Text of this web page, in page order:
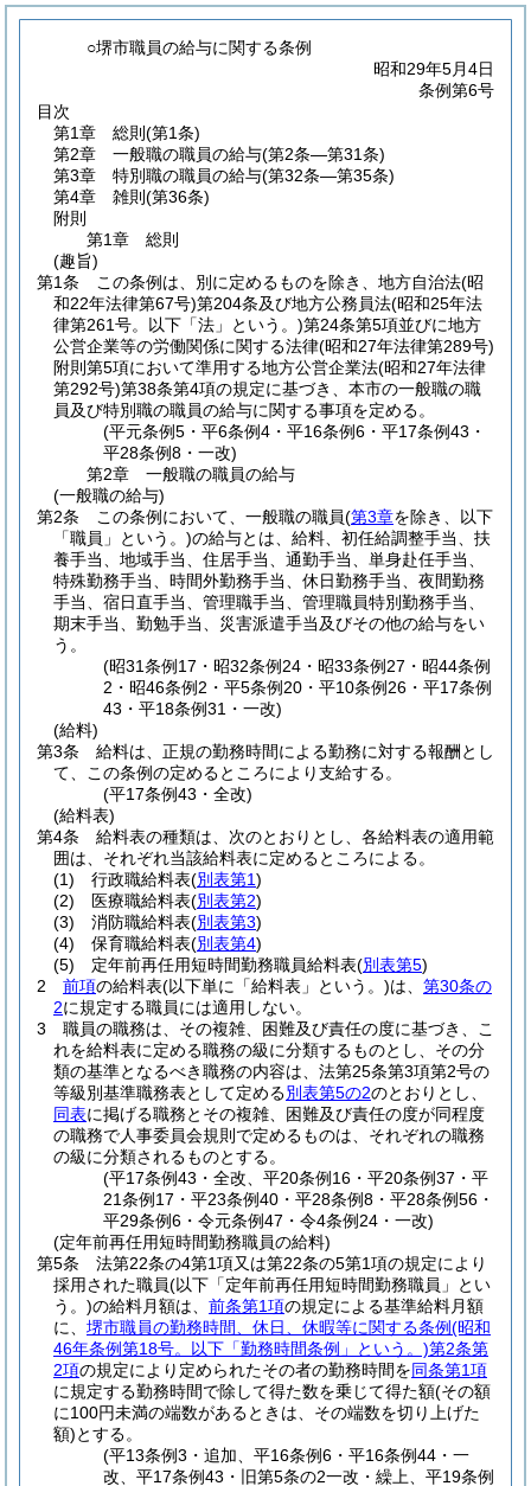
○堺市職員の給与に関する条例
昭和29年5月4日
条例第6号
目次
第1章
総則 (第1条)
第2章
一般職の職員の給与(第2条―第31条)
第3章
特別職の職員の給与(第32条―第35条)
第4章
雑則 (第36条)
附則
第1章
総則
(趣旨)
第1条
この条例は、別に定めるものを除き、地方自治法(昭
和22年法律第67号)第204条及び地方公務員法(昭和25年法
律第261号。以下「法」という。)第24条第5項並びに地方
公営企業等の労働関係に関する法律(昭和27年法律第289号)
附則第5項において準用する地方公営企業法(昭和27年法律
第292号)第38条第4項の規定に基づき、本市の一般職の職
員及び特別職の職員の給与に関する事項を定める。
(平元条例5・平6条例4・平16条例6・平17条例43・
平28条例8・一改)
第2章
一般職の職員の給与
(一般職の給与)
第2条
この条例において、一般職の職員(第3章を除き、以下
「職員」という。)の給与とは、給料、初任給調整手当、扶
養手当、地域手当、住居手当、通勤手当、単身赴任手当、
特殊勤務手当、時間外勤務手当、休日勤務手当、夜間勤務
手当、宿日直手当、管理職手当、管理職員特別勤務手当、
期末手当、勤勉手当、災害派遣手当及びその他の給与をい
う。
(昭31条例17・昭32条例24・昭33条例27・昭44条例
2・昭46条例2・平5条例20・平10条例26・平17条例
43・平18条例31・一改)
(給料)
第3条
給料は、正規の勤務時間による勤務に対する報酬とし
て、この条例の定めるところにより支給する。
(平17条例43・全改)
(給料表)
第4条
給料表の種類は、次のとおりとし、各給料表の適用範
囲は、それぞれ当該給料表に定めるところによる。
(1)
行政職給料表(別表第1)
(2)
医療職給料表(別表第2)
(3)
消防職給料表(別表第3)
(4)
保育職給料表(別表第4)
(5)
定年前再任用短時間勤務職員給料表(別表第5)
2
前項の給料表(以下単に「給料表」という。)は、 第30条の
2に規定する職員には適用しない。
3
職員の職務は、その複雑、困難及び責任の度に基づき、こ
れを給料表に定める職務の級に分類するものとし、その分
類の基準となるべき職務の内容は、法第25条第3項第2号の
等級別基準職務表として定める別表第5の2のとおりとし、
同表に掲げる職務とその複雑、困難及び責任の度が同程度
の職務で人事委員会規則で定めるものは、それぞれの職務
の級に分類されるものとする。
(平17条例43・全改、平20条例16・平20条例37・平
21条例17・平23条例40・平28条例8・平28条例56・
平29条例6・令元条例47・令4条例24・一改)
(定年前再任用短時間勤務職員の給料)
第5条
法第22条の4第1項又は第22条の5第1項の規定により
採用された職員(以下「定年前再任用短時間勤務職員」とい
う。)の給料月額は、 前条第1項の規定による基準給料月額
に、 堺市職員の勤務時間、休日、休暇等に関する条例(昭和
46年条例第18号。以下「勤務時間条例」という。)第2条第
2項の規定により定められたその者の勤務時間を同条第1項
に規定する勤務時間で除して得た数を乗じて得た額(その額
に100円未満の端数があるときは、その端数を切り上げた
額)とする。
(平13条例3・追加、平16条例6・平16条例44・一
改、平17条例43・旧第5条の2一改・繰上、平19条例